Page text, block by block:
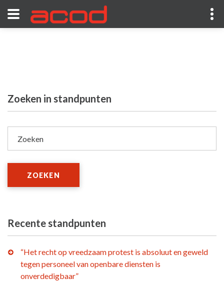
Zoeken in standpunten
Zoeken
ZOEKEN
Recente standpunten
“Het recht op vreedzaam protest is absoluut en geweld
tegen personeel van openbare diensten is
onverdedigbaar”